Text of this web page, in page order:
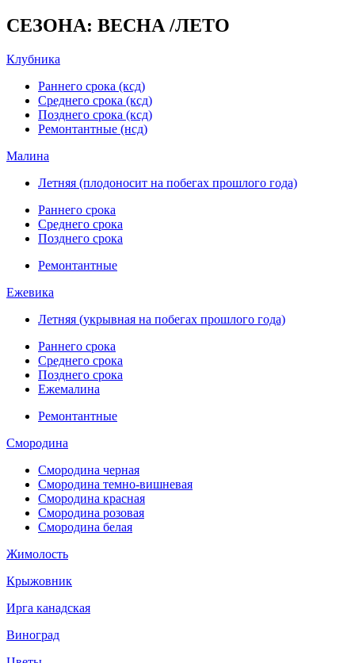
СЕЗОНА: ВЕСНА /ЛЕТО
Клубника
Раннего срока (ксд)
Среднего срока (ксд)
Позднего срока (ксд)
Ремонтантные (нсд)
Малина
Летняя (плодоносит на побегах прошлого года)
Раннего срока
Среднего срока
Позднего срока
Ремонтантные
Ежевика
Летняя (укрывная на побегах прошлого года)
Раннего срока
Среднего срока
Позднего срока
Ежемалина
Ремонтантные
Смородина
Смородина черная
Смородина темно-вишневая
Смородина красная
Смородина розовая
Смородина белая
Жимолость
Крыжовник
Ирга канадская
Виноград